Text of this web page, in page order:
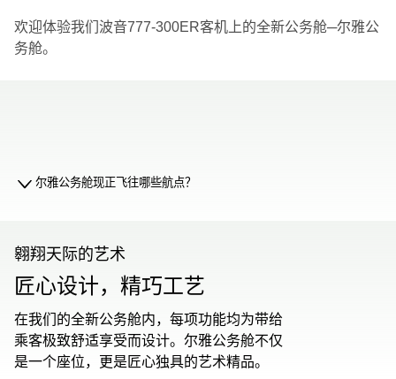
欢迎体验我们波音777-300ER客机上的全新公务舱─尔雅公
务舱。
尔雅公务舱现正飞往哪些航点？
翱翔天际的艺术
匠心设计，精巧工艺
在我们的全新公务舱内，每项功能均为带给
乘客极致舒适享受而设计。尔雅公务舱不仅
是一个座位，更是匠心独具的艺术精品。